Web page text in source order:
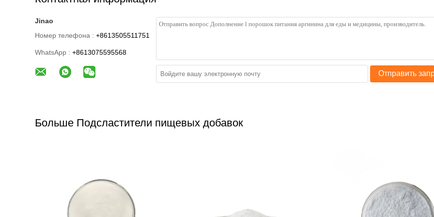
Jinao
Номер телефона : +8613505511751
WhatsApp : +8613075595568
Отправить
Больше Подсластители пищевых добавок